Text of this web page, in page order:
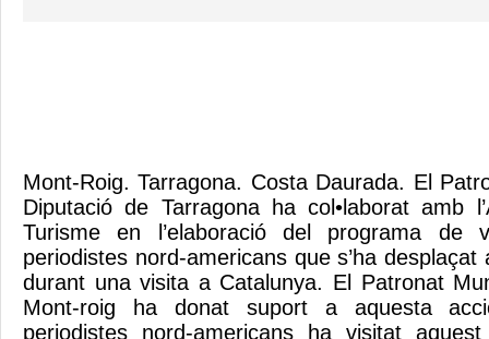
Mont-Roig. Tarragona. Costa Daurada. El
Diputació de Tarragona ha col•laborat amb
Turisme en l’elaboració del programa de
periodistes nord-americans que s’ha
durant una visita a Catalunya. El Patronat
Mont-roig ha donat suport a aquesta
periodistes nord-americans ha visitat